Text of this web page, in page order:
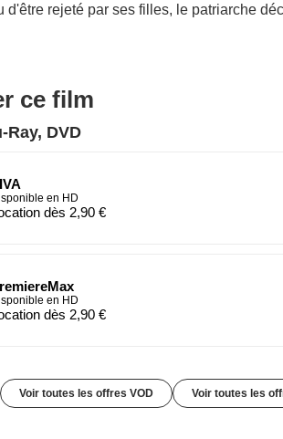
d'être rejeté par ses filles, le patriarche
ce film
Ray, DVD
en HD
dès 2,90 €
en HD
dès 2,90 €
Voir toutes les offres VOD Voir toutes les